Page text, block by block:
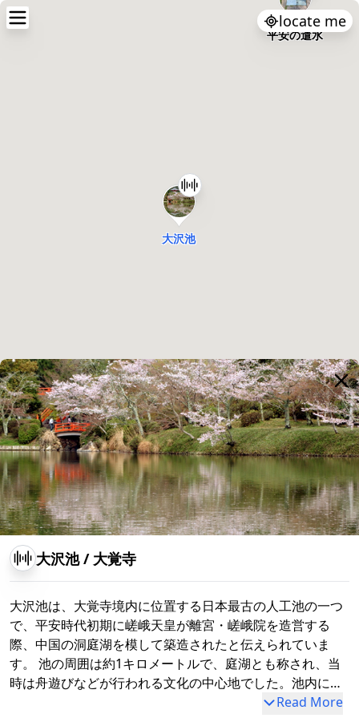
locate me
大沢池 / 大覚寺
大沢池は、大覚寺境内に位置する日本最古の人工池の一つ
で、平安時代初期に嵯峨天皇が離宮・嵯峨院を造営する
際、中国の洞庭湖を模して築造されたと伝えられていま
す。 池の周囲は約1キロメートルで、庭湖とも称され、当
時は舟遊びなどが行われる文化の中心地でした。池内には
天神島や菊ヶ島、庭湖石などが配置され、これらの二島一
Read More
大沢池
平安の遣水